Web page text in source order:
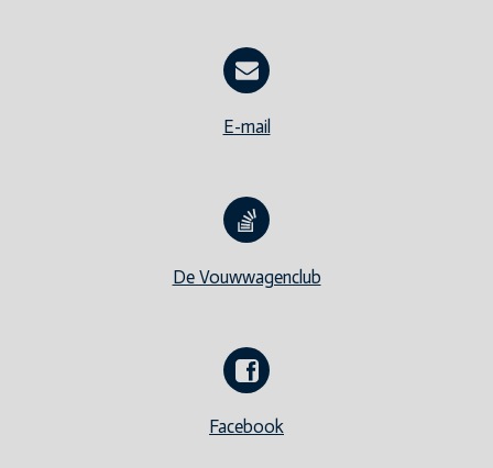
E-mail
De Vouwwagenclub
Facebook